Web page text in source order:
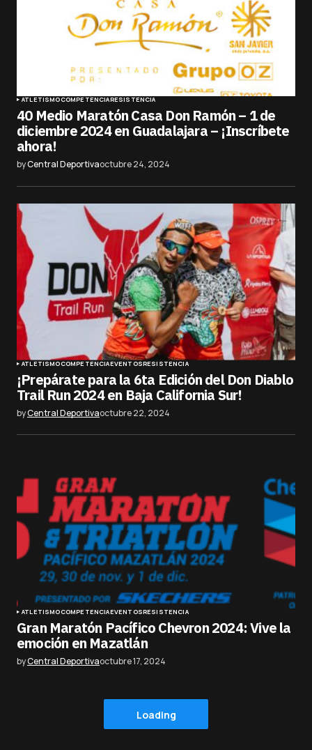
ATLETISMOCOMPETENCIARESISTENCIA
40 Medio Maratón Casa Don Ramón – 1 de
diciembre 2024 en Guadalajara – ¡Inscríbete
ahora!
byCentral Deportivaoctubre 24, 2024
ATLETISMOCOMPETENCIAEVENTOSRESISTENCIA
¡Prepárate para la 6ta Edición del Don Diablo
Trail Run 2024 en Baja California Sur!
byCentral Deportivaoctubre 22, 2024
ATLETISMOCOMPETENCIAEVENTOSRESISTENCIA
Gran Maratón Pacífico Chevron 2024: Vive la
emoción en Mazatlán
byCentral Deportivaoctubre 17, 2024
Loading